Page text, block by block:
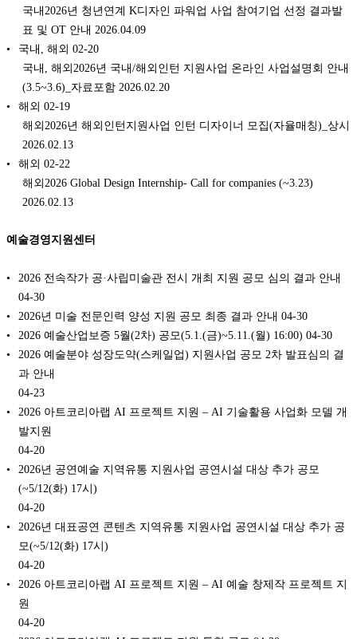
국내2026년 청년연계 K디자인 파워업 사업 참여기업 선정 결과발
표 및 OT 안내 2026.04.09
국내, 해외 02-20
국내, 해외2026년 국내/해외인턴 지원사업 온라인 사업설명회 안내
(3.5~3.6)_자료포함 2026.02.20
해외 02-19
해외2026년 해외인턴지원사업 인턴 디자이너 모집(자율매칭)_상시
2026.02.13
해외 02-22
해외2026 Global Design Internship- Call for companies (~3.23)
2026.02.13
예술경영지원센터
2026 전속작가 공·사립미술관 전시 개최 지원 공모 심의 결과 안내
04-30
2026년 미술 전문인력 양성 지원 공모 최종 결과 안내 04-30
2026 예술산업보증 5월(2차) 공모(5.1.(금)~5.11.(월) 16:00) 04-30
2026 예술분야 성장도약(스케일업) 지원사업 공모 2차 발표심의 결
과 안내
04-23
2026 아트코리아랩 AI 프로젝트 지원 – AI 기술활용 사업화 모델 개
발지원
04-20
2026년 공연예술 지역유통 지원사업 공연시설 대상 추가 공모
(~5/12(화) 17시)
04-20
2026년 대표공연 콘텐츠 지역유통 지원사업 공연시설 대상 추가 공
모(~5/12(화) 17시)
04-20
2026 아트코리아랩 AI 프로젝트 지원 – AI 예술 창제작 프로젝트 지
원
04-20